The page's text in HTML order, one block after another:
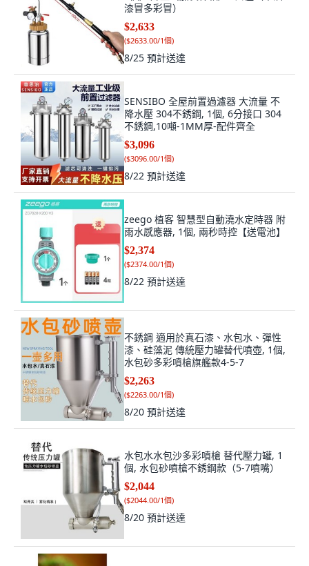
漆冒多彩冒）
$2,633
($2633.00/1個)
8/25 預計送達
SENSIBO 全屋前置過濾器 大流量 不
降水壓 304不銹鋼, 1個, 6分接口 304
不銹鋼,10噸-1MM厚-配件齊全
$3,096
($3096.00/1個)
8/22 預計送達
zeego 植客 智慧型自動澆水定時器 附
雨水感應器, 1個, 兩秒時控【送電池】
$2,374
($2374.00/1個)
8/22 預計送達
不銹鋼 適用於真石漆、水包水、彈性
漆、硅藻泥 傳統壓力罐替代噴壺, 1個,
水包砂多彩噴槍旗艦款4-5-7
$2,263
($2263.00/1個)
8/20 預計送達
水包水水包沙多彩噴槍 替代壓力罐, 1
個, 水包砂噴槍不銹鋼款（5-7噴嘴）
$2,044
($2044.00/1個)
8/20 預計送達